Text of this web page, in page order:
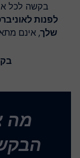
בקשה לכל
לפנות
שלך, אינם
מה